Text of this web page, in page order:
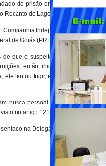
de prisão em aberto durante
Recanto do Lago, em Teixeira de
Independente de
de Goiás (PRF/GO).
de que o suspeito, de 51 anos,
então, iniciaram diligências
ele tentou fugir, entrando em um
busca pessoal e confirmaram a
no artigo 121, parágrafo 2º, do
na Delegacia de Polícia de